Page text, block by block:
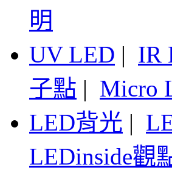
明
UV LED | IR
子點 | Micro
LED背光 |
LEDinside觀